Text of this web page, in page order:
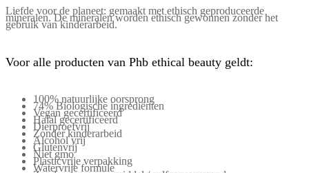
Liefde voor de planeet: gemaakt met ethisch geproduceerde
mineralen. De mineralen worden ethisch gewonnen zonder het
gebruik van kinderarbeid.
Voor alle producten van Phb ethical beauty geldt:
100% natuurlijke oorsprong
74% Biologische ingrediënten
Vegan gecertificeerd
Halal gecertificeerd
Dierproefvrij
Zonder kinderarbeid
Alcohol vrij
Glutenvrij
Niet gmo
Plasticvrije verpakking
Watervrije formule